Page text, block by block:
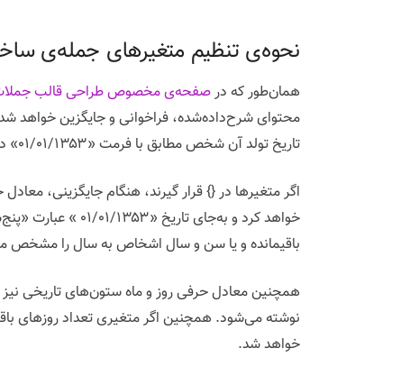
نحوه‌ی تنظیم متغیرهای جمله‌ی
همان‌طور که درصفحه‌ی مخصوص طراحی قالب
تاریخ تولد آن شخص مطابق با فرمت «۰۱/۰۱/۱۳۵۳» در جمله قید می‌شود.
باقیمانده و یا سن و سال اشخاص به سال را مشخص
خواهد شد.